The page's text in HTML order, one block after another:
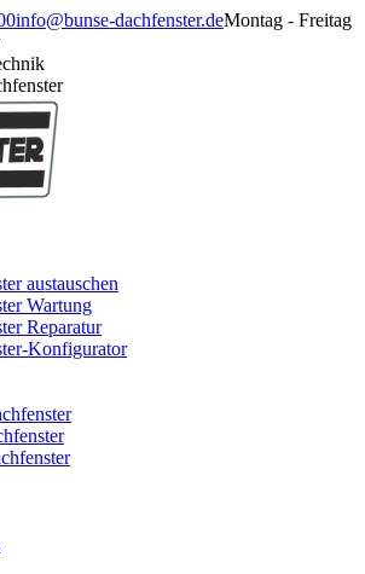
info@bunse-dachfenster.deMontag - Freitag
austauschen
Wartung
Reparatur
Konfigurator